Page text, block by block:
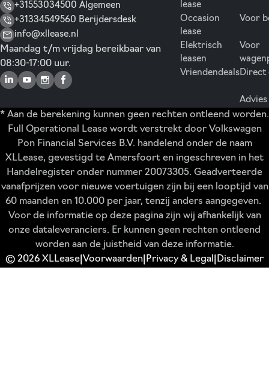
+31553034500 Algemeen
+31334549560 Berijdersdesk
info@xllease.nl
Maandag t/m vrijdag bereikbaar van
08:30-17:00 uur.
lease
Occasion
lease
Elektrisch
leasen
Vriendendeals
Voor
Voor
Direct
* Aan de berekening kunnen geen rechten ontleend worden.
Full Operational Lease wordt verstrekt door Volkswagen
Pon Financial Services B.V. handelend onder de naam
XLLease, gevestigd te Amersfoort en ingeschreven in het
Handelregister onder nummer 20073305. Geadverteerde
vanafprijzen voor nieuwe voertuigen zijn bij een looptijd van
60 maanden en 10.000 per jaar, tenzij anders aangegeven.
Voor de informatie op deze pagina zijn wij afhankelijk van
onze dataleveranciers. Er kunnen geen rechten ontleend
worden aan de juistheid van deze informatie.
© 2026 XLLease Voorwaarden Privacy & Legal Disclaimer